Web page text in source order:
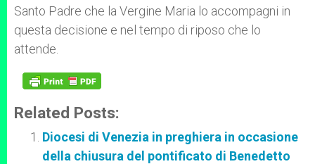
Santo Padre che la Vergine Maria lo accompagni in
questa decisione e nel tempo di riposo che lo
attende.
Related Posts:
Diocesi di Venezia in preghiera in occasione
della chiusura del pontificato di Benedetto